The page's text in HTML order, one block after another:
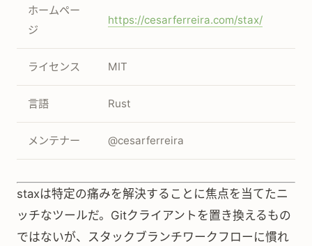
ホームペー
ジ
https://cesarferreira.com/stax/
ライセンス MIT
言語 Rust
メンテナー @cesarferreira
staxは特定の痛みを解決することに焦点を当てたニ
ッチなツールだ。Gitクライアントを置き換えるもの
ではないが、スタックブランチワークフローに慣れ